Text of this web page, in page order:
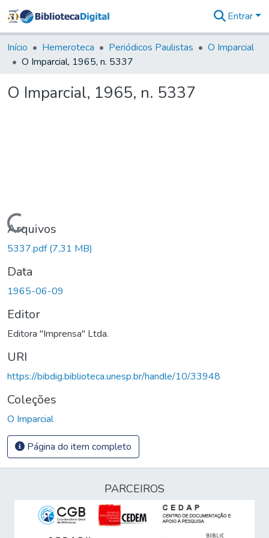
&
Coleções
Tudo na
Digital
Entrar
Início Hemeroteca Periódicos Paulistas
O Imparcial
O Imparcial, 1965, n. 5337
O Imparcial, 1965, n. 5337
Carregando...
Arquivos
5337.pdf(7,31 MB)
Data
1965-06-09
Editor
Editora "Imprensa" Ltda.
URI
https://bibdig.biblioteca.unesp.br/handle/10/33948
Coleções
O Imparcial
Página do item completo
PARCEIROS